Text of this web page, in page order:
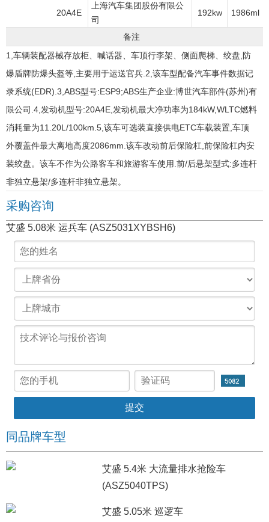
20A4E
上海汽车集团股份有限公
司
192kw 1986ml
备注
1,车辆装配器械存放柜、喊话器、车顶行李架、侧面爬梯、绞盘,防
爆盾牌防爆头盔等,主要用于运送官兵.2,该车型配备汽车事件数据记
录系统(EDR).3,ABS型号:ESP9;ABS生产企业:博世汽车部件(苏州)有
限公司.4,发动机型号:20A4E,发动机最大净功率为184kW,WLTC燃料
消耗量为11.20L/100km.5,该车可选装直接供电ETC车载装置,车顶
外覆盖件最大离地高度2086mm.该车改动前后保险杠,前保险杠内安
装绞盘。该车不作为公路客车和旅游客车使用.前/后悬架型式:多连杆
非独立悬架/多连杆非独立悬架。
采购咨询
艾盛 5.08米 运兵车 (ASZ5031XYBSH6)
同品牌车型
艾盛 5.4米 大流量排水抢险车
(ASZ5040TPS)
艾盛 5.05米 巡逻车